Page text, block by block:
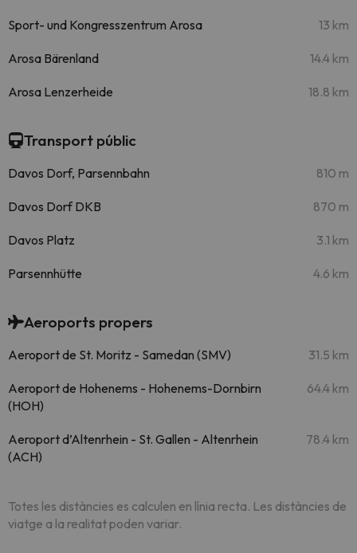
Sport- und Kongresszentrum Arosa 13 km
Arosa Bärenland 14.4 km
Arosa Lenzerheide 18.8 km
Transport públic
Davos Dorf, Parsennbahn 810 m
Davos Dorf DKB 870 m
Davos Platz 3.1 km
Parsennhütte 4.6 km
Aeroports propers
Aeroport de St. Moritz - Samedan (SMV) 31.5 km
Aeroport de Hohenems - Hohenems-Dornbirn
(HOH)
64.4 km
Aeroport d’Altenrhein - St. Gallen - Altenrhein
(ACH)
78.4 km
Totes les distàncies es calculen en línia recta. Les distàncies de
viatge a la realitat poden variar.